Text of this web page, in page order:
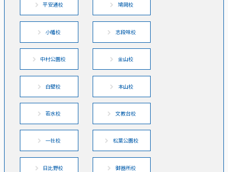
平安通校 鳩岡校
小幡校 志段味校
中村公園校 金山校
白壁校 本山校
若水校 文教台校
一社校 松葉公園校
日比野校 御器所校